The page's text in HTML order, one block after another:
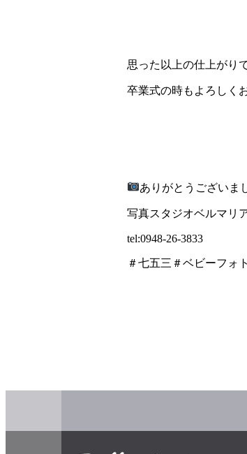
思った以上の仕上がり
卒業式の時もよろしく
ありがとうございま
写真スタジオベルマリ
tel:0948-26-3833
＃七五三＃ベビーフォ